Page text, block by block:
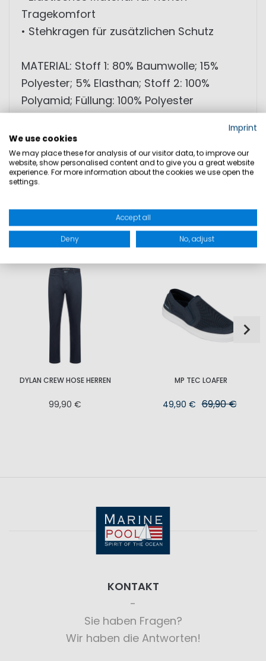
Tragekomfort
• Stehkragen für zusätzlichen Schutz
MATERIAL: Stoff 1: 80% Baumwolle; 15%
Polyester; 5% Elasthan; Stoff 2: 100%
Polyamid; Füllung: 100% Polyester
PRODUKTSICHERHEIT
DYLAN CREW HOSE HERREN
99,90 €
MP TEC LOAFER
49,90 € 69,90 €
KONTAKT
Sie haben Fragen?
Wir haben die Antworten!
Imprint
We use cookies
We may place these for analysis of our visitor data, to improve our
website, show personalised content and to give you a great website
experience. For more information about the cookies we use open the
settings.
Accept all
Deny No, adjust